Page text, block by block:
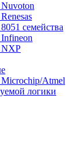
семейства
NXP
Atmel
логики